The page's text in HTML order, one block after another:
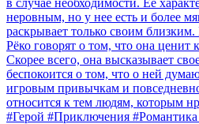
в случае необходимости. Ее
неровным, но у нее есть и более
раскрывает только своим
Рёко говорят о том, что она ценит
Скорее всего, она высказывает
беспокоится о том, что о ней
игровым привычкам и
относится к тем людям, которым
#Герой #Приключения